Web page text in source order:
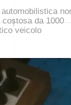
da 1000
veicolo